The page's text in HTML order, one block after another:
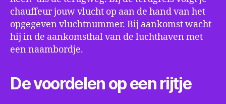
chauffeur jouw vlucht op aan de hand van het
opgegeven vluchtnummer. Bij aankomst wacht
hij in de aankomsthal van de luchthaven met
een naambordje.
De voordelen op een rijtje